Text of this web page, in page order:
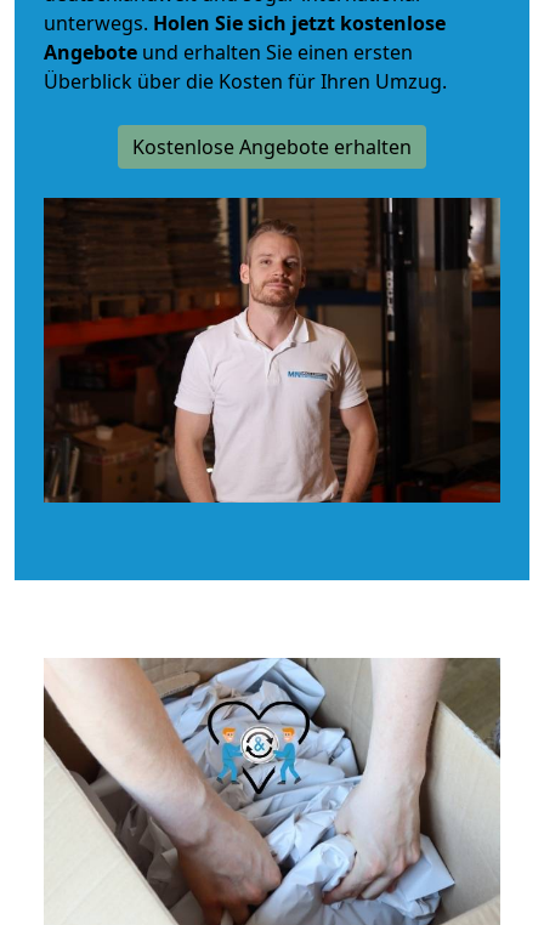
unterwegs. Holen Sie sich jetzt kostenlose
Angebote und erhalten Sie einen ersten
Überblick über die Kosten für Ihren Umzug.
Kostenlose Angebote erhalten